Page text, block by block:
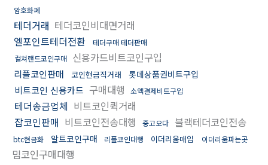
암호화폐
테더거래 테더코인비대면거래
엘포인트테더전환
테더구매 테더판매
컬쳐랜드코인구매 신용카드비트코인구입
리플코인판매 코인현금직거래 롯데상품권비트구입
비트코인 신용카드 구매대행 소액결제비트구입
테더송금업체 비트코인퀵거래
잡코인판매 비트코인전송대행 중고오다 블랙테더코인전송
btc현금화 알트코인구매 리플코인대행 이더리움매입 이더리움파는곳
밈코인구매대행